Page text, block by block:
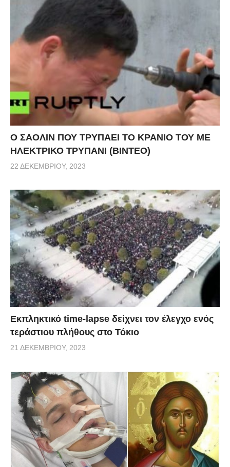
Ο ΣΑΟΛΙΝ ΠΟΥ ΤΡΥΠΑΕΙ ΤΟ ΚΡΑΝΙΟ ΤΟΥ ΜΕ
ΗΛΕΚΤΡΙΚΟ ΤΡΥΠΑΝΙ (ΒΙΝΤΕΟ)
22 ΔΕΚΕΜΒΡΊΟΥ, 2023
Εκπληκτικό time-lapse δείχνει τον έλεγχο ενός
τεράστιου πλήθους στο Τόκιο
21 ΔΕΚΕΜΒΡΊΟΥ, 2023